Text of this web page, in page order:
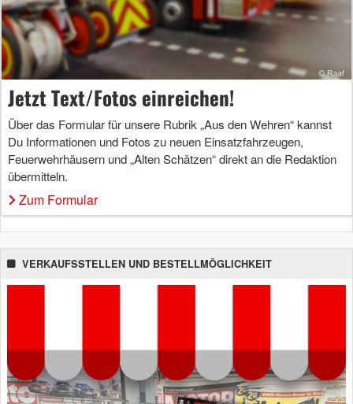
Jetzt Text/Fotos einreichen!
Über das Formular für unsere Rubrik „Aus den Wehren“ kannst
Du Informationen und Fotos zu neuen Einsatzfahrzeugen,
Feuerwehrhäusern und „Alten Schätzen“ direkt an die Redaktion
übermitteln.
Zum Formular
VERKAUFSSTELLEN UND BESTELLMÖGLICHKEIT